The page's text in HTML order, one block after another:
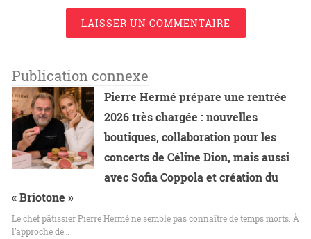
LAISSER UN COMMENTAIRE
Publication connexe
Pierre Hermé prépare une rentrée
2026 très chargée : nouvelles
boutiques, collaboration pour les
concerts de Céline Dion, mais aussi
avec Sofia Coppola et création du
« Briotone »
Le chef pâtissier Pierre Hermé ne semble pas connaître de temps morts. À
l’approche de…